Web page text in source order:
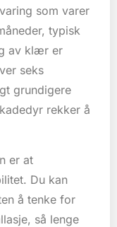
som varer
typisk
av klær er
seks
grundigere
rekker å
er at
Du kan
å tenke for
så lenge